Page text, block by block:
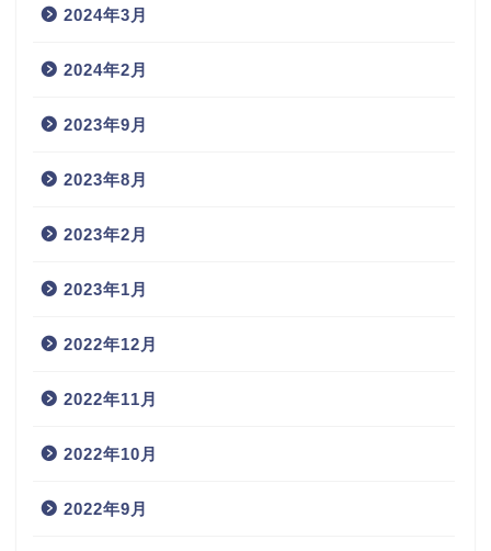
2024年3月
2024年2月
2023年9月
2023年8月
2023年2月
2023年1月
2022年12月
2022年11月
2022年10月
2022年9月